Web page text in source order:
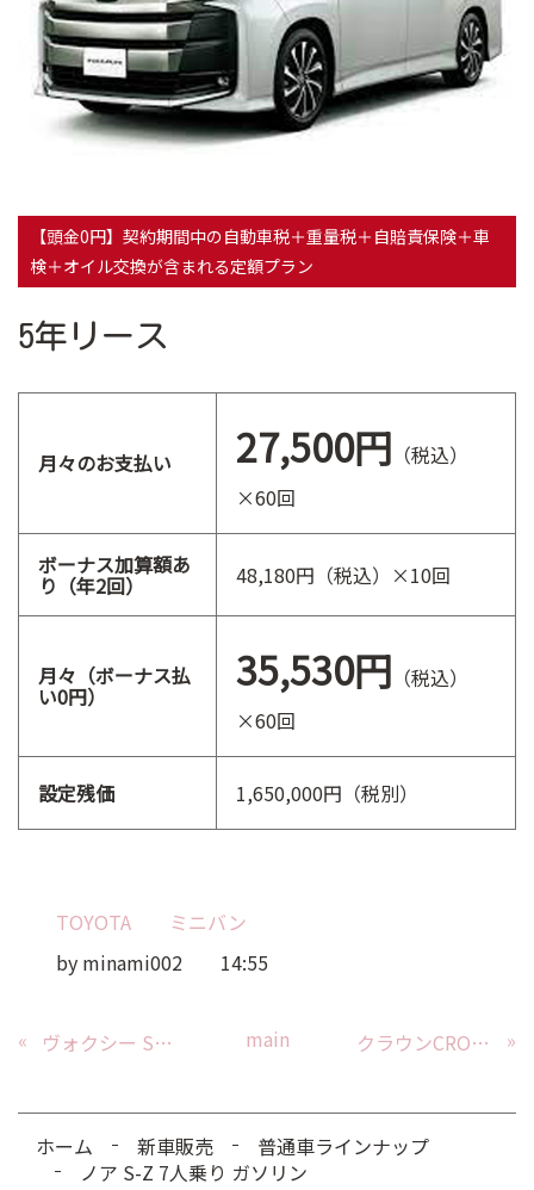
5年リース
【頭金0円】契約期間中の自動車税＋重量税＋自賠責保険＋車
検＋オイル交換が含まれる定額プラン
月々のお支払い 27,500円 （税込）
×60回
ボーナス加算額あ
り（年2回） 48,180円（税込）×10回
月々（ボーナス払
い0円） 35,530円 （税込）
×60回
設定残価 1,650,000円（税別）
TOYOTA
ミニバン
by minami002 14:55
« ヴォクシー S-Z 7人乗り ガソリン main クラウンCROSSOVER GADVANCED LEATHER 2.5Lガソリン »
ホーム 新車販売
普通車ラインナップ
ノア S-Z 7人乗り ガソリン